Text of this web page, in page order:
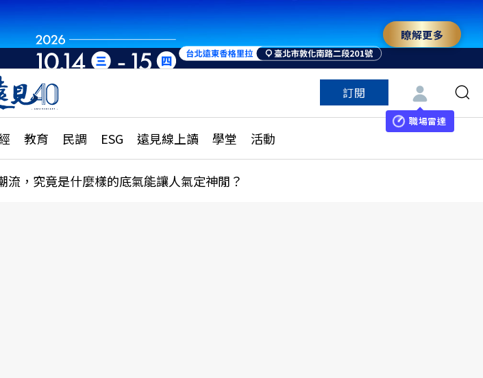
瞭解更多
訂閱
職場雷達
教育 民調 ESG 遠見線上讀 學堂 活動
特輯
大學升學、職涯攻略
縣市施政調查全解析
民調
更多訂閱方案
特色頻道
流，究竟是什麼樣的底氣能讓人氣定神閒？